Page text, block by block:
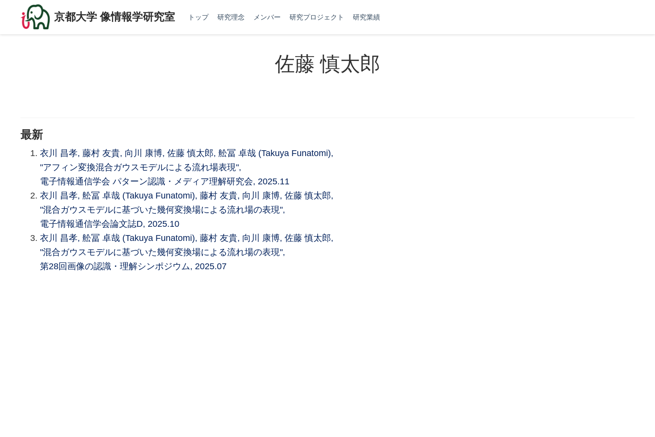
京都大学 像情報学研究室 トップ 研究理念 メンバー 研究プロジェクト 研究業績
佐藤 慎太郎
最新
衣川 昌孝, 藤村 友貴, 向川 康博, 佐藤 慎太郎, 舩冨 卓哉 (Takuya Funatomi),
"アフィン変換混合ガウスモデルによる流れ場表現",
電子情報通信学会 パターン認識・メディア理解研究会, 2025.11
衣川 昌孝, 舩冨 卓哉 (Takuya Funatomi), 藤村 友貴, 向川 康博, 佐藤 慎太郎,
"混合ガウスモデルに基づいた幾何変換場による流れ場の表現",
電子情報通信学会論文誌D, 2025.10
衣川 昌孝, 舩冨 卓哉 (Takuya Funatomi), 藤村 友貴, 向川 康博, 佐藤 慎太郎,
"混合ガウスモデルに基づいた幾何変換場による流れ場の表現",
第28回画像の認識・理解シンポジウム, 2025.07